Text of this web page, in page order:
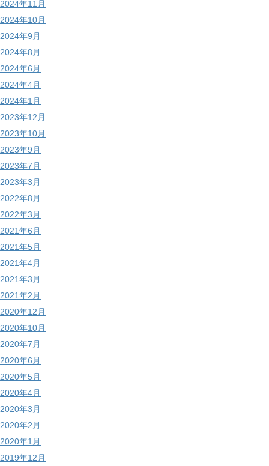
2024年11月
2024年10月
2024年9月
2024年8月
2024年6月
2024年4月
2024年1月
2023年12月
2023年10月
2023年9月
2023年7月
2023年3月
2022年8月
2022年3月
2021年6月
2021年5月
2021年4月
2021年3月
2021年2月
2020年12月
2020年10月
2020年7月
2020年6月
2020年5月
2020年4月
2020年3月
2020年2月
2020年1月
2019年12月